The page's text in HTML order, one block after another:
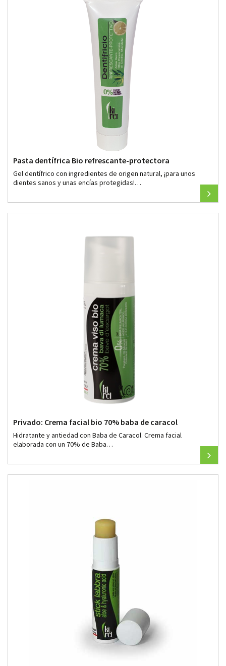
Pasta dentífrica Bio refrescante-protectora
Gel dentífrico con ingredientes de origen natural, ¡para unos
dientes sanos y unas encías protegidas!…
Privado: Crema facial bio 70% baba de caracol
Hidratante y antiedad con Baba de Caracol. Crema facial
elaborada con un 70% de Baba…